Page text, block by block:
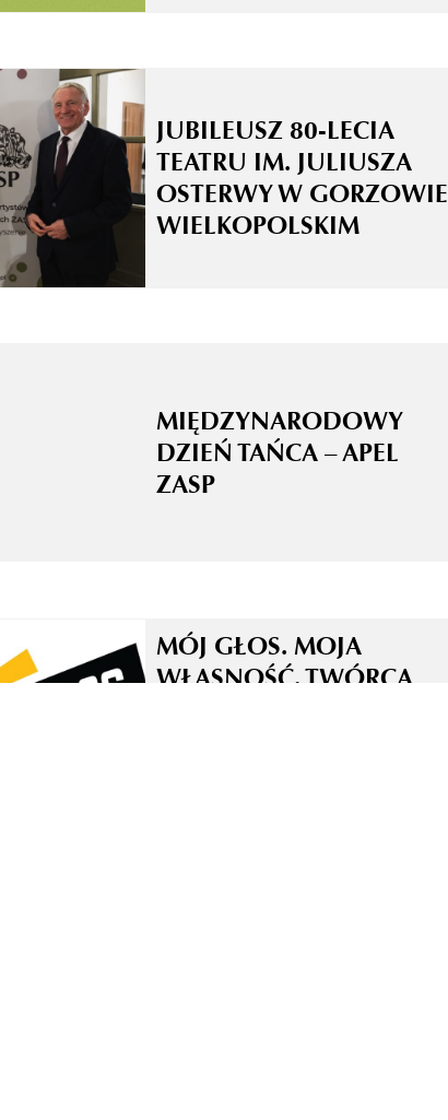
JUBILEUSZ 80-LECIA
TEATRU IM. JULIUSZA
OSTERWY W GORZOWIE
WIELKOPOLSKIM
MIĘDZYNARODOWY
DZIEŃ TAŃCA – APEL
ZASP
MÓJ GŁOS. MOJA
WŁASNOŚĆ. TWÓRCA